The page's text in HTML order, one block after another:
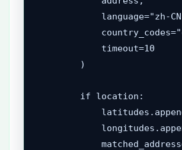
language="zh-
            timeout=10
        )
        if location: